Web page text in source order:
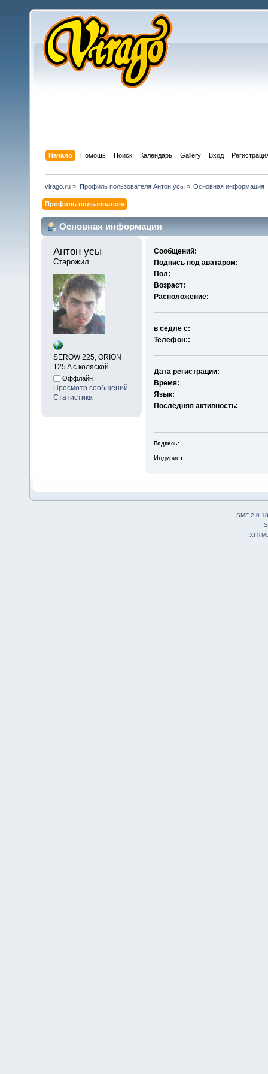
Начало Помощь Поиск Календарь Gallery Вход
virago.ru » Профиль пользователя Антон усы» Основная информация
Профиль пользователя
Основная информация
Антон усы
Старожил
SEROW 225, ORION
125 A с коляской
Оффлайн
Просмотр сообщений
Статистика
Сообщений:
Подпись под аватаром:
Пол:
Возраст:
Расположение:
в седле с:
Телефон::
Дата регистрации:
Время:
Язык:
Последняя активность:
Подпись:
Индурист
SMF 2.0.18